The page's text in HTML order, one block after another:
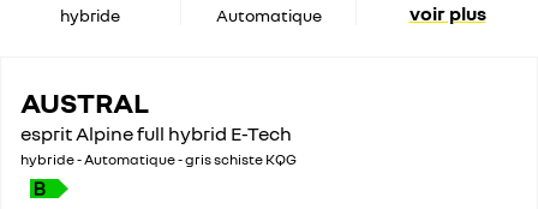
hybride Automatique voir plus
AUSTRAL
esprit Alpine full hybrid E-Tech
hybride - Automatique - gris schiste KQG